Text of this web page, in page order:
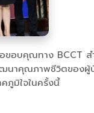
อขอบคุณทาง BCCT
นาคุณภาพชีวิตของ
ภูมิใจในครั้งนี้